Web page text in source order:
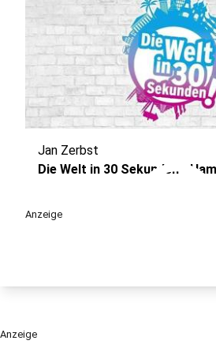
Jan Zerbst
Die Welt in 30 Sekunden -
Anzeige
Anzeige